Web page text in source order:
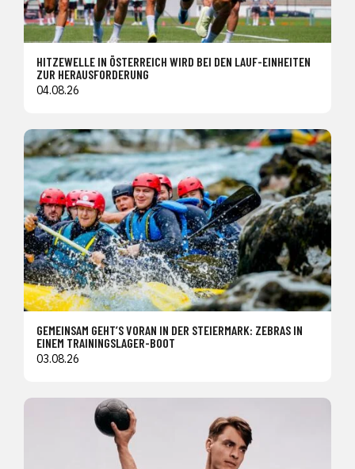
HITZEWELLE IN ÖSTERREICH WIRD BEI DEN LAUF-EINHEITEN
ZUR HERAUSFORDERUNG
04.08.26
GEMEINSAM GEHT’S VORAN IN DER STEIERMARK: ZEBRAS IN
EINEM TRAININGSLAGER-BOOT
03.08.26